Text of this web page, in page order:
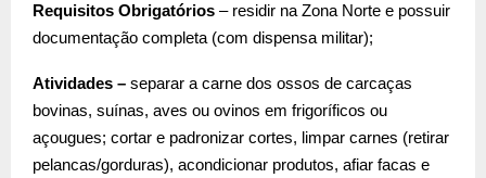
Requisitos Obrigatórios – residir na Zona Norte e possuir
documentação completa (com dispensa militar);
Atividades – separar a carne dos ossos de carcaças
bovinas, suínas, aves ou ovinos em frigoríficos ou
açougues; cortar e padronizar cortes, limpar carnes (retirar
pelancas/gorduras), acondicionar produtos, afiar facas e